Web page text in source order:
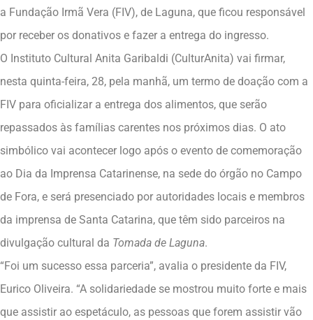
a Fundação Irmã Vera (FIV), de Laguna, que ficou responsável
por receber os donativos e fazer a entrega do ingresso.
O Instituto Cultural Anita Garibaldi (CulturAnita) vai firmar,
nesta quinta-feira, 28, pela manhã, um termo de doação com a
FIV para oficializar a entrega dos alimentos, que serão
repassados às famílias carentes nos próximos dias. O ato
simbólico vai acontecer logo após o evento de comemoração
ao Dia da Imprensa Catarinense, na sede do órgão no Campo
de Fora, e será presenciado por autoridades locais e membros
da imprensa de Santa Catarina, que têm sido parceiros na
divulgação cultural da Tomada de Laguna.
“Foi um sucesso essa parceria”, avalia o presidente da FIV,
Eurico Oliveira. “A solidariedade se mostrou muito forte e mais
que assistir ao espetáculo, as pessoas que forem assistir vão